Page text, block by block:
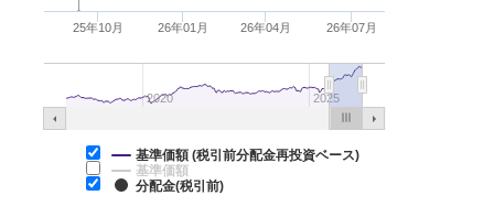
26年01月 26年07月
25年10月 26年04月
2020 2025
基準価額 (税引前分配金再投資ベース)
基準価額
分配金(税引前)